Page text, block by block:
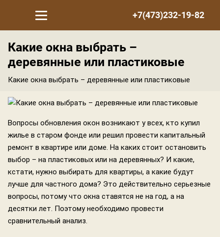
+7(473)232-19-82
Какие окна выбрать –
деревянные или пластиковые
Какие окна выбрать – деревянные или пластиковые
Вопросы обновления окон возникают у всех, кто купил
жилье в старом фонде или решил провести капитальный
ремонт в квартире или доме. На каких стоит остановить
выбор – на пластиковых или на деревянных? И какие,
кстати, нужно выбирать для квартиры, а какие будут
лучше для частного дома? Это действительно серьезные
вопросы, потому что окна ставятся не на год, а на
десятки лет. Поэтому необходимо провести
сравнительный анализ.